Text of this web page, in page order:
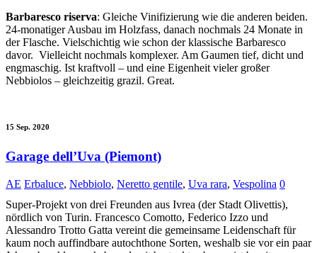
Barbaresco riserva: Gleiche Vinifizierung wie die anderen beiden.
24-monatiger Ausbau im Holzfass, danach nochmals 24 Monate in
der Flasche. Vielschichtig wie schon der klassische Barbaresco
davor. Vielleicht nochmals komplexer. Am Gaumen tief, dicht und
engmaschig. Ist kraftvoll – und eine Eigenheit vieler großer
Nebbiolos – gleichzeitig grazil. Great.
15 Sep. 2020
Garage dell’Uva (Piemont)
AE Erbaluce, Nebbiolo, Neretto gentile, Uva rara, Vespolina 0
Super-Projekt von drei Freunden aus Ivrea (der Stadt Olivettis),
nördlich von Turin. Francesco Comotto, Federico Izzo und
Alessandro Trotto Gatta vereint die gemeinsame Leidenschaft für
kaum noch auffindbare autochthone Sorten, weshalb sie vor ein paar